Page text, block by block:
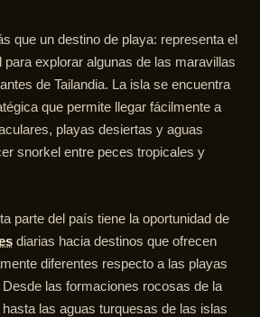
que un destino de playa: representa el
para explorar algunas de las maravillas
de Tailandia. La isla se encuentra
que permite llegar fácilmente a
playas desiertas y aguas
snorkel entre peces tropicales y
parte del país tiene la oportunidad de
diarias hacia destinos que ofrecen
diferentes respecto a las playas
las formaciones rocosas de la
las aguas turquesas de las islas